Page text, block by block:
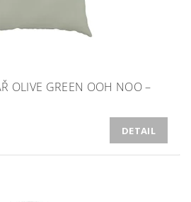
OLIVE GREEN OOH NOO –
DETAIL